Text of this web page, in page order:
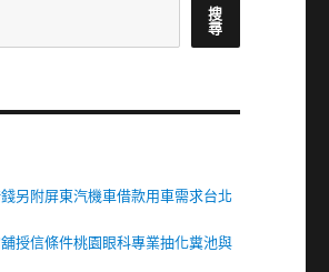
搜
尋
另附屏東汽機車借款用車需求台北
授信條件桃園眼科專業抽化糞池與